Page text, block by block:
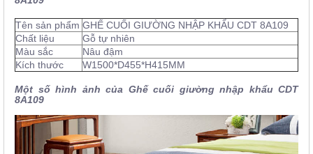
Tên sản phẩm GHẾ CUỐI GIƯỜNG NHẬP KHẨU CDT 8A109
Chất liệu
Gỗ tự nhiên
Màu sắc
Nâu đậm
Kích thước
W1500*D455*H415MM
Một số hình ảnh của Ghế cuối giường nhập khẩu CDT
8A109